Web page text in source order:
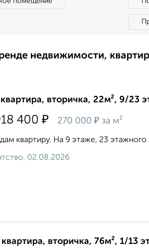
недвижимости,
вторичка, 22м², 9/23
400 ₽ 270 000 ₽ за м²
квартиру. На 9 этаже, 23 этажного
02.08.2026
вторичка, 76м², 1/13